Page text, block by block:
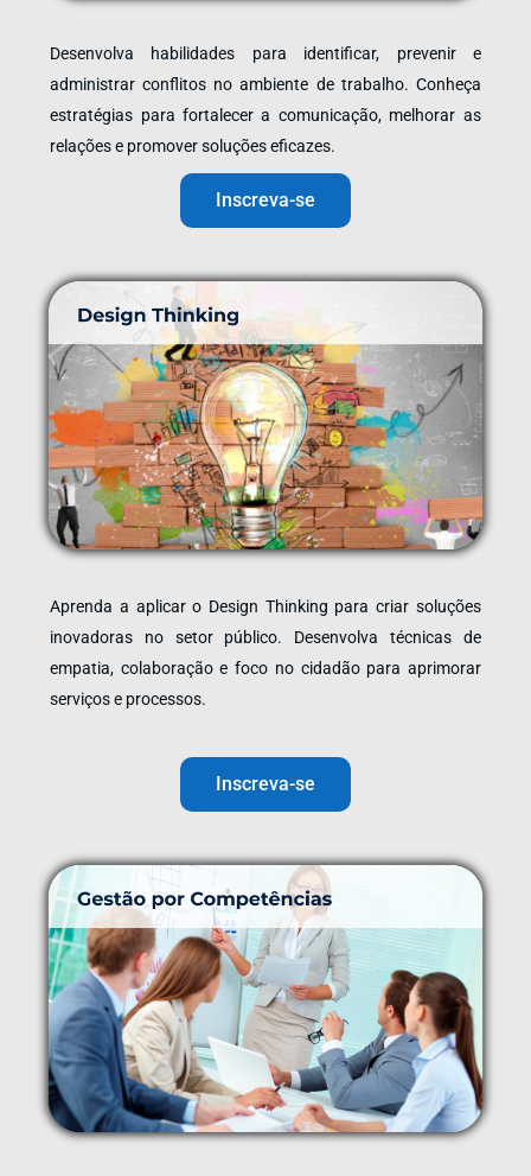
Desenvolva habilidades para identificar, prevenir e
administrar conflitos no ambiente de trabalho. Conheça
estratégias para fortalecer a comunicação, melhorar as
relações e promover soluções eficazes.
Inscreva-se
Aprenda a aplicar o Design Thinking para criar soluções
inovadoras no setor público. Desenvolva técnicas de
empatia, colaboração e foco no cidadão para aprimorar
serviços e processos.
Inscreva-se